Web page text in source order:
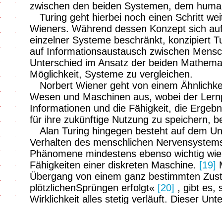
zwischen den beiden Systemen, dem
Turing geht hierbei noch einen Schritt
Wieners. Während dessen Konzept sich
einzelner Systeme beschränkt, konzipiert
auf Informationsaustausch zwischen
Unterschied im Ansatz der beiden
Möglichkeit, Systeme zu vergleichen.
Norbert Wiener geht von einem
Wesen und Maschinen aus, wobei der
Informationen und die Fähigkeit, die
für ihre zukünftige Nutzung zu speichern,
Alan Turing hingegen besteht auf dem
Verhalten des menschlichen
Phänomene mindestens ebenso wichtig
Fähigkeiten einer diskreten Maschine. [19]
Übergang von einem ganz bestimmten
plötzlichenSprüngen erfolgt« [20] , gibt es,
Wirklichkeit alles stetig verläuft. Dieser